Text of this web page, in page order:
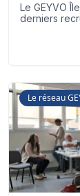
Le GEYVO
derniers
Le réseau